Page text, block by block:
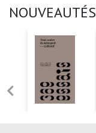
NOUVEAUTÉS